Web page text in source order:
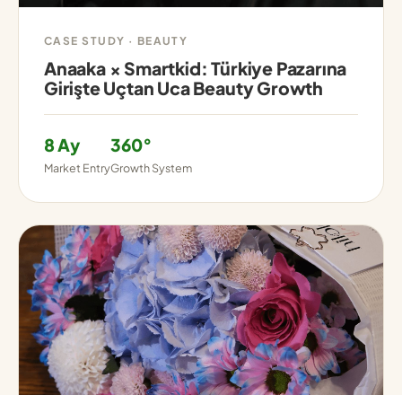
CASE STUDY · BEAUTY
Anaaka × Smartkid: Türkiye Pazarına
Girişte Uçtan Uca Beauty Growth
8 Ay
Market Entry
360°
Growth System